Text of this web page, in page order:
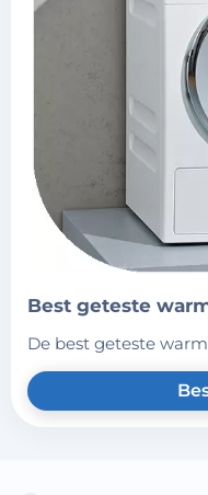
best geteste
de best geteste